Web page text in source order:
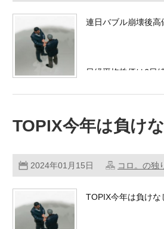
連日バブル崩壊後高
日経平均株価は6日
TOPIX今年は負け
2024年01月15日 コロ。の独
TOPIX今年は負けな